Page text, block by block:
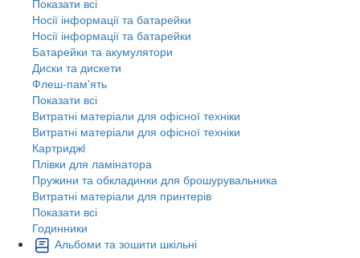
Носії інформації та батарейки
Носії інформації та батарейки
Батарейки та акумулятори
Диски та дискети
Флеш-пам'ять
Показати всі
Витратні матеріали для офісної техніки
Витратні матеріали для офісної техніки
Картриджi
Плівки для ламінатора
Пружини та обкладинки для брошурувальника
Витратні матеріали для принтерів
Показати всі
Годинники
Альбоми та зошити шкільні